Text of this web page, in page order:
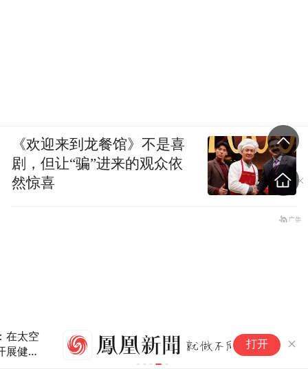
打开
《欢迎来到龙餐馆》不是喜
剧，但让“骗”进来的观众依
然惊喜